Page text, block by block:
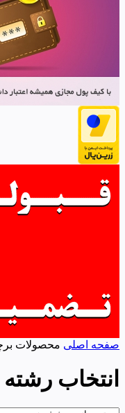
صفحه اصلی محصولات
انتخاب رشته 1401